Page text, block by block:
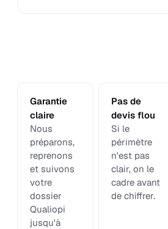
Garantie
claire
Nous
préparons,
reprenons
et suivons
votre
dossier
Qualiopi
jusqu'à
Pas de
devis flou
Si le
périmètre
n'est pas
clair, on le
cadre avant
de chiffrer.